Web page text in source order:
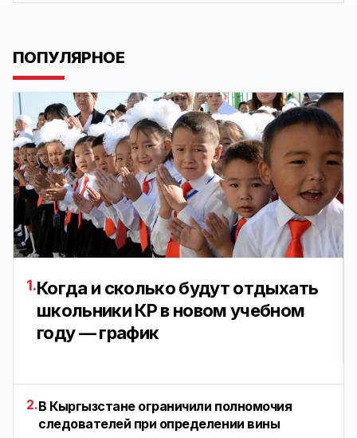
ПОПУЛЯРНОЕ
1.Когда и сколько будут отдыхать
школьники КР в новом учебном
году — график
2.В Кыргызстане ограничили полномочия
следователей при определении вины